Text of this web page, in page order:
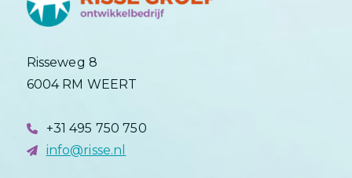
Risseweg 8
6004 RM WEERT
+31 495 750 750
info@risse.nl